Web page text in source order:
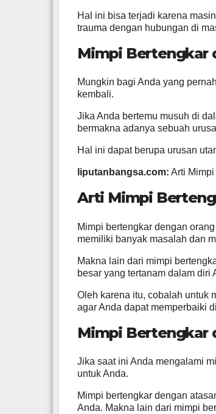
Hal ini bisa terjadi karena
trauma dengan hubungan di
Mimpi Bertengkar
Mungkin bagi Anda yang
kembali.
Jika Anda bertemu musuh di
bermakna adanya sebuah
Hal ini dapat berupa urusan
liputanbangsa.com: Arti
Arti Mimpi
Mimpi bertengkar dengan
memiliki banyak masalah dan
Makna lain dari mimpi
besar yang tertanam dalam diri
Oleh karena itu, cobalah untuk
agar Anda dapat memperbaiki
Mimpi Bertengkar
Jika saat ini Anda mengalami
untuk Anda.
Mimpi bertengkar dengan
Anda. Makna lain dari mimpi